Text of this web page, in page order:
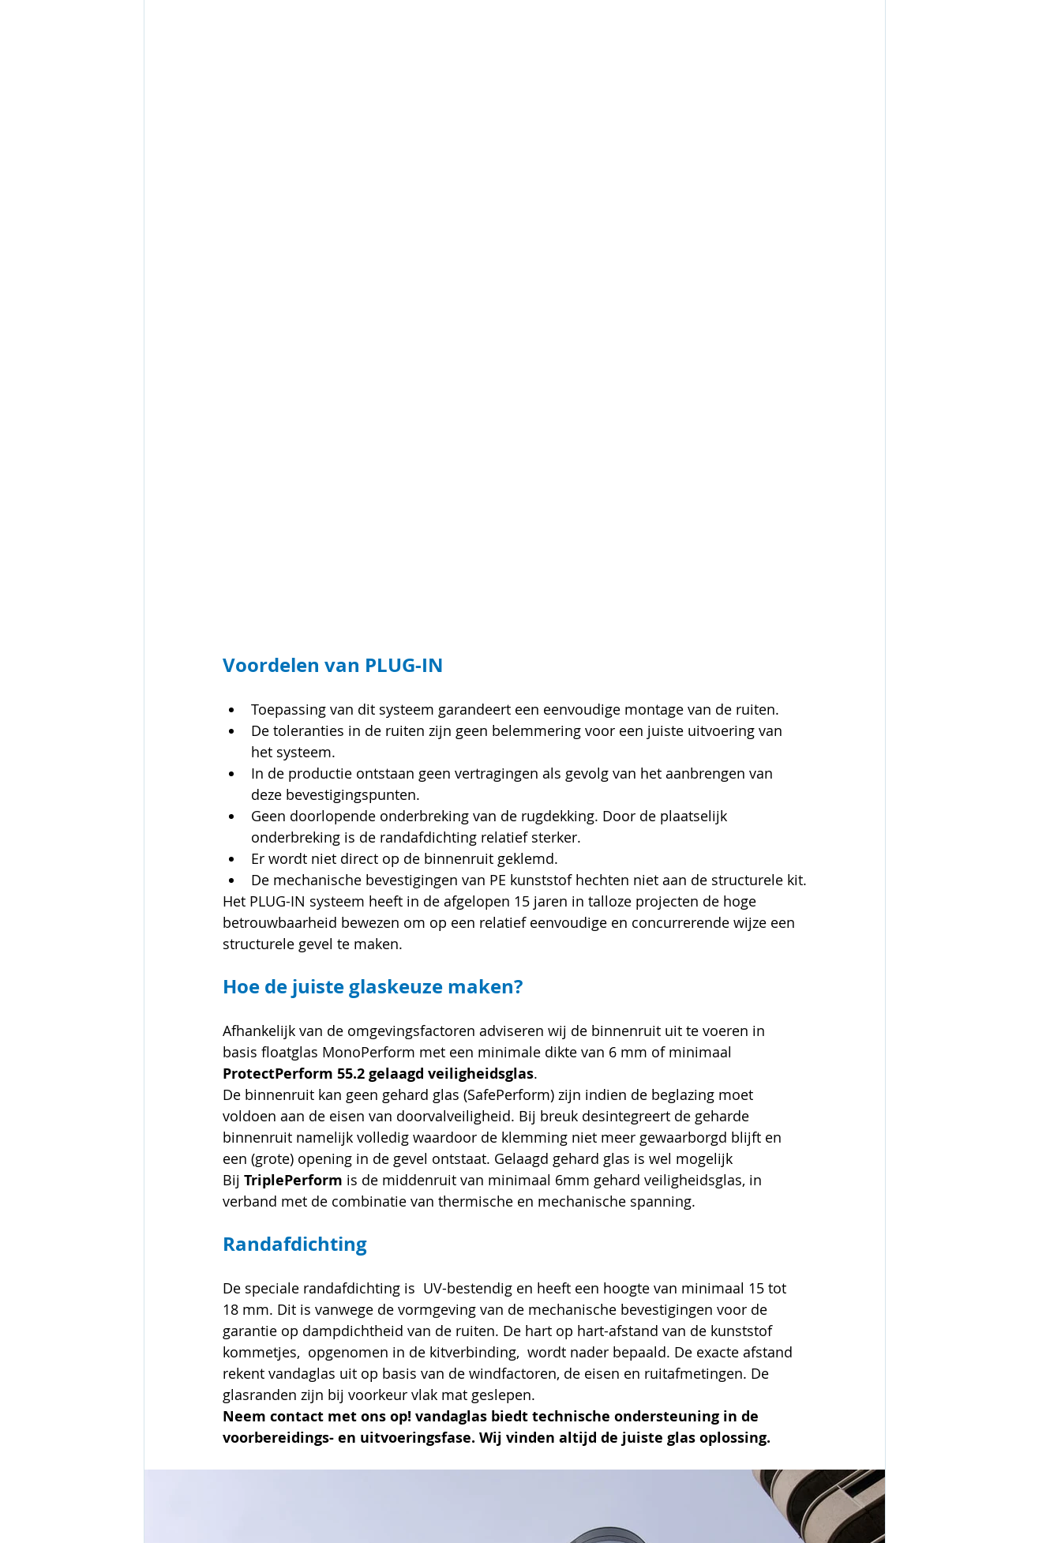
Voordelen van PLUG-IN
Toepassing van dit systeem garandeert een eenvoudige montage van de ruiten.
De toleranties in de ruiten zijn geen belemmering voor een juiste uitvoering van
het systeem.
In de productie ontstaan geen vertragingen als gevolg van het aanbrengen van
deze bevestigingspunten.
Geen doorlopende onderbreking van de rugdekking. Door de plaatselijk
onderbreking is de randafdichting relatief sterker.
Er wordt niet direct op de binnenruit geklemd.
De mechanische bevestigingen van PE kunststof hechten niet aan de structurele kit.
Het PLUG-IN systeem heeft in de afgelopen 15 jaren in talloze projecten de hoge
betrouwbaarheid bewezen om op een relatief eenvoudige en concurrerende wijze een
structurele gevel te maken.
Hoe de juiste glaskeuze maken?
Afhankelijk van de omgevingsfactoren adviseren wij de binnenruit uit te voeren in
basis floatglas MonoPerform met een minimale dikte van 6 mm of minimaal
ProtectPerform 55.2 gelaagd veiligheidsglas.
De binnenruit kan geen gehard glas (SafePerform) zijn indien de beglazing moet
voldoen aan de eisen van doorvalveiligheid. Bij breuk desintegreert de geharde
binnenruit namelijk volledig waardoor de klemming niet meer gewaarborgd blijft en
een (grote) opening in de gevel ontstaat. Gelaagd gehard glas is wel mogelijk
Bij TriplePerform is de middenruit van minimaal 6mm gehard veiligheidsglas, in
verband met de combinatie van thermische en mechanische spanning.
Randafdichting
De speciale randafdichting is  UV-bestendig en heeft een hoogte van minimaal 15 tot
18 mm. Dit is vanwege de vormgeving van de mechanische bevestigingen voor de
garantie op dampdichtheid van de ruiten. De hart op hart-afstand van de kunststof
kommetjes,  opgenomen in de kitverbinding,  wordt nader bepaald. De exacte afstand
rekent vandaglas uit op basis van de windfactoren, de eisen en ruitafmetingen. De
glasranden zijn bij voorkeur vlak mat geslepen.
Neem contact met ons op! vandaglas biedt technische ondersteuning in de
voorbereidings- en uitvoeringsfase. Wij vinden altijd de juiste glas oplossing.